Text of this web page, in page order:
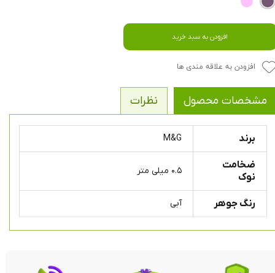
افزودن به سبد خرید
افزودن به علاقه مندی ها
مشخصات محصول نظرات
برند M&G
ضخامت
نوک
۰.۵ میلی متر
رنگ جوهر آبی